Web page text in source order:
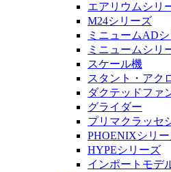
エアリウムシリ
M24シリーズ
ミニュームAD
ミニュームシリ
スケール機
スタント・アク
ダクテッドファ
グライダー
プリマクラッセ
PHOENIXシリ
HYPEシリーズ
インポートモデ